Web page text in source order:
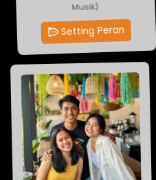
Musik)
Setting Peran